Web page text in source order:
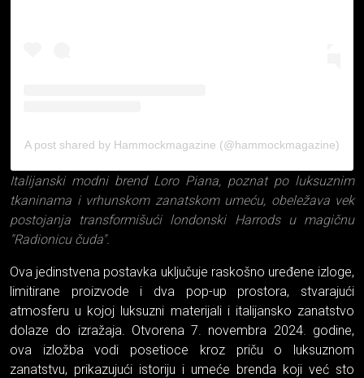
A post shared by Hammockmagazine (@hammockmagazine)
Italijanski modni brend Loro Piana, poznat po luksuznim
tkaninama i vrhunskom zanatskom umeću, obeležava vek
postojanja transformišući londonski Harrods u magičnu
"Radionicu čuda".
Ova jedinstvena postavka uključuje raskošno uređene izloge,
limitirane proizvode i dva pop-up prostora, stvarajući
atmosferu u kojoj luksuzni materijali i italijansko zanatstvo
dolaze do izražaja. Otvorena 7. novembra 2024. godine,
ova izložba vodi posetioce kroz priču o luksuznom
zanatstvu, prikazujući istoriju i umeće brenda koji već sto